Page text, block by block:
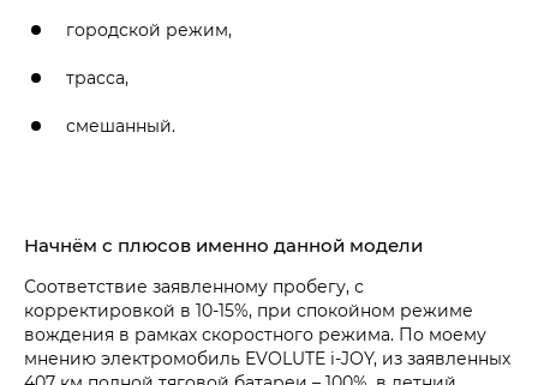
городской режим,
трасса,
смешанный.
Начнём с плюсов именно данной модели
Соответствие заявленному пробегу, с
корректировкой в 10-15%, при спокойном режиме
вождения в рамках скоростного режима. По моему
мнению электромобиль EVOLUTE i‑JOY, из заявленных